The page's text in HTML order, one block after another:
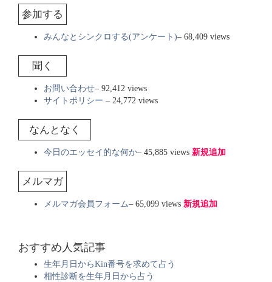
参加する
みんなとシンクロする(アンケート)– 68,409 views
聞く
お問い合わせ– 92,412 views
サイトポリシー – 24,772 views
なんとなく
今日のエッセイ的な何か– 45,885 views 新規追加
メルマガ
メルマガ会員フォーム– 65,099 views 新規追加
おすすめ人気記事
生年月日からKin番号を求めて占う
相性診断を生年月日から占う